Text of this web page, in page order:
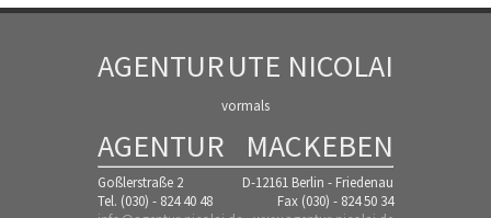
AGENTURUTE NICOLAI
vormals
AGENTUR MACKEBEN
Goßlerstraße 2
D-12161 Berlin - Friedenau
Tel. (030) - 824 40 48
Fax (030) - 824 50 34